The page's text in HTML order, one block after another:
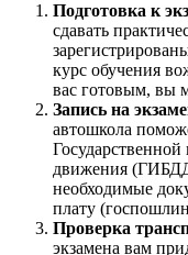
Подготовка к
сдавать
курс обучения
вас готовым, вы
Запись на
автошкола
движения
необходимые
плату
Проверка
экзамена вам